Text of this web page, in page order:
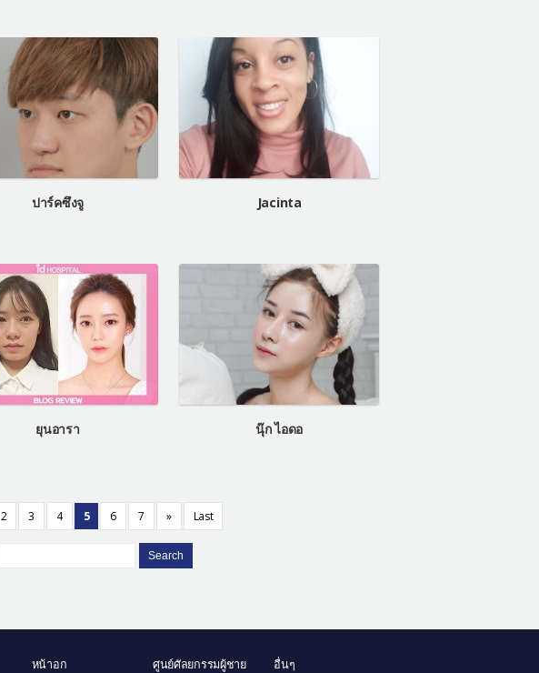
ปาร์คซึงจู Jacinta
ยุนอารา นุ๊ก ไอดอ
2 3 4 5 6 7 » Last
Search
หน้าอก ศูนย์ศัลยกรรมผู้ชาย อื่นๆ